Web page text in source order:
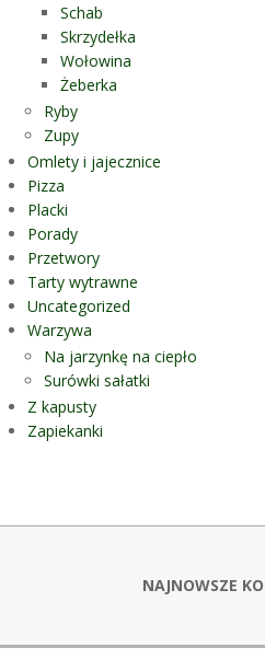
Schab
Skrzydełka
Wołowina
Żeberka
Ryby
Zupy
Omlety i jajecznice
Pizza
Placki
Porady
Przetwory
Tarty wytrawne
Uncategorized
Warzywa
Na jarzynkę na ciepło
Surówki sałatki
Z kapusty
Zapiekanki
NAJNOWSZE